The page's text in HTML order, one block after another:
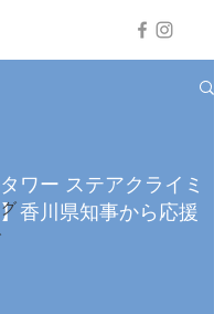
ワー ステアクライミ
香川県知事から応援